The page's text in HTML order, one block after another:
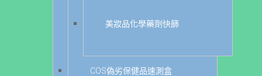
美妝品化學藥劑快篩
COS偽劣保健品速測盒